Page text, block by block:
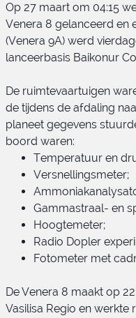
Op 27 maart om 04:15
Venera 8 gelanceerd en
(Venera 9A) werd
lanceerbasis Baikonur
De ruimtevaartuigen
de tijdens de afdaling
planeet gegevens
boord waren:
Temperatuur en
Versnellingsmeter;
Gammastraal- en
Hoogtemeter;
Radio Dopler
Fotometer met
De Venera 8 maakt op
Vasilisa Regio en